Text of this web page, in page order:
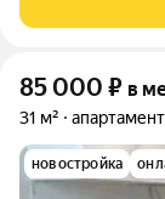
качественная
85 000 ₽ в
31 м²
новостройка